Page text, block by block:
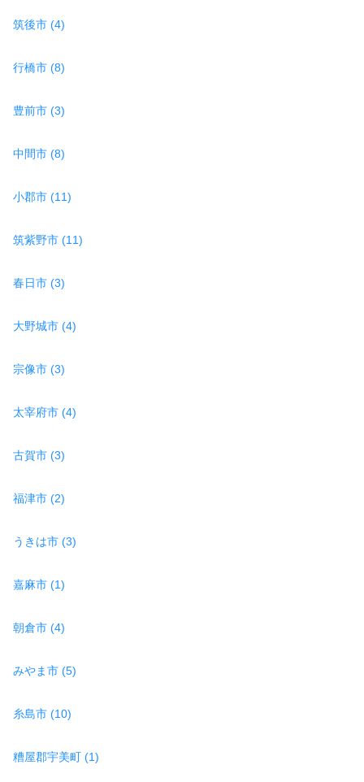
筑後市 (4)
行橋市 (8)
豊前市 (3)
中間市 (8)
小郡市 (11)
筑紫野市 (11)
春日市 (3)
大野城市 (4)
宗像市 (3)
太宰府市 (4)
古賀市 (3)
福津市 (2)
うきは市 (3)
嘉麻市 (1)
朝倉市 (4)
みやま市 (5)
糸島市 (10)
糟屋郡宇美町 (1)